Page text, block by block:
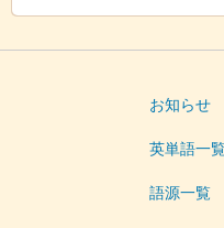
お知らせ
英単語一
語源一覧